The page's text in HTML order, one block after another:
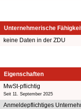
Unternehmerische
keine Daten in der ZDU
Eigenschaften
MwSt-pflichtig
Seit 11. September 2025
Anmeldepflichtiges